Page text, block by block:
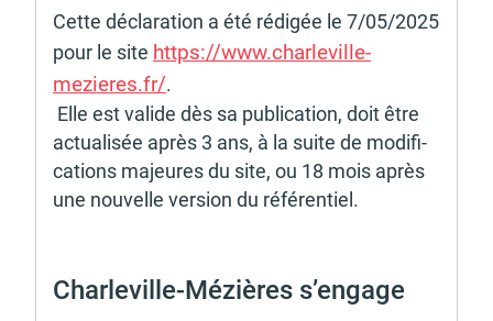
Demande d'occupation
de l'espace public
ACCEO - Accessibilité
des guichets municipaux
pour sourds et
Cette décla­ra­tion a été rédi­gée le 7/05/2025
pour le site https://www.char­le­ville-
mezieres.fr/.
Elle est valide dès sa publi­ca­tion, doit être
actua­li­sée après 3 ans, à la suite de modi­fi­
ca­tions majeures du site, ou 18 mois après
une nouvelle version du réfé­ren­tiel.
Char­le­ville-Mézières s’en­gage